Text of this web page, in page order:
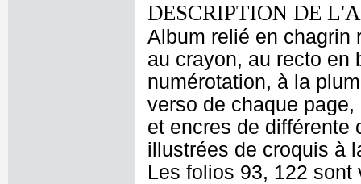
DESCRIPTION DE
Album relié en chagrin
au crayon, au recto en
numérotation, à la
verso de chaque
et encres de différente
illustrées de croquis à
Les folios 93, 122 sont